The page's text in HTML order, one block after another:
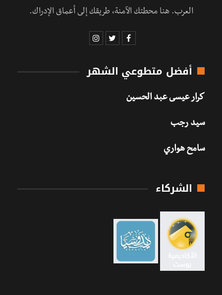
العرب. هنا محطتك الآمنة، طريقك إلى أعماق الإدراك.
أفضل متطوعي الشهر
كرار عيسى عبد الحسين
سيد رجب
سامح هواري
الشركاء